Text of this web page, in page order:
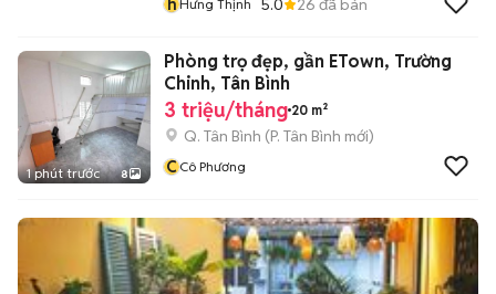
Hưng Thịnh
1 phút trước 8
Phòng trọ đẹp, gần ETown, Trường
Chinh, Tân Bình
3 triệu/tháng 20 m²
Q. Tân Bình (P. Tân Bình mới)
CCô Phương